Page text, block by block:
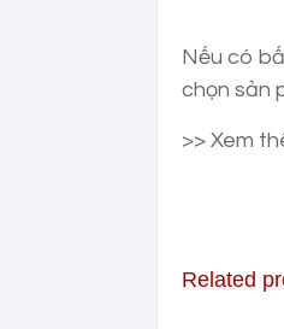
Nếu có
chọn sản
>> Xem
Related